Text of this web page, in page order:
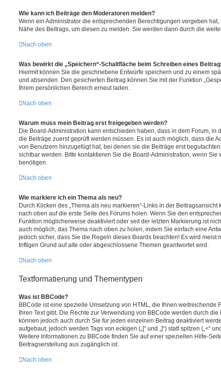
Wie kann ich Beiträge den Moderatoren melden?
Wenn ein Administrator die entsprechenden Berechtigungen vergeben
Nähe des Beitrags, um diesen zu melden. Sie werden dann durch die
Nach oben
Was bewirkt die „Speichern“-Schaltfläche beim Schreiben eines
Hiermit können Sie die geschriebene Entwürfe speichern und zu einem
und absenden. Den gesicherten Beitrag können Sie mit der Funktion
Ihrem persönlichen Bereich erneut laden.
Nach oben
Warum muss mein Beitrag erst freigegeben werden?
Die Board-Administration kann entschieden haben, dass in dem Forum, in
die Beiträge zuerst geprüft werden müssen. Es ist auch möglich, dass die
von Benutzern hinzugefügt hat, bei denen sie die Beiträge erst
sichtbar werden. Bitte kontaktieren Sie die Board-Administration, wenn Sie
benötigen.
Nach oben
Wie markiere ich ein Thema als neu?
Durch Klicken des „Thema als neu markieren“-Links in der
nach oben auf die erste Seite des Forums holen. Wenn Sie den
Funktion möglicherweise deaktiviert oder seit der letzten Markierung ist
auch möglich, das Thema nach oben zu holen, indem Sie einfach eine
jedoch sicher, dass Sie die Regeln dieses Boards beachten! Es wird meist
triftigen Grund auf alte oder abgeschlossene Themen geantwortet wird.
Nach oben
Textformatierung und Thementypen
Was ist BBCode?
BBCode ist eine spezielle Umsetzung von HTML, die Ihnen weitreichende
Ihren Text gibt. Die Rechte zur Verwendung von BBCode werden durch
können jedoch auch durch Sie für jeden einzelnen Beitrag deaktiviert
aufgebaut, jedoch werden Tags von eckigen („[“ und „]“) statt spitzen („<“
Weitere Informationen zu BBCode finden Sie auf einer speziellen Hilfe-
Beitragserstellung aus zugänglich ist.
Nach oben